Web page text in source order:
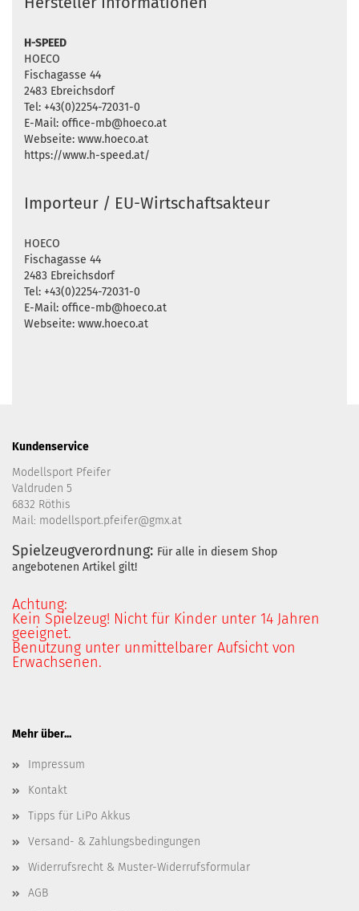
H-SPEED
HOECO
Fischagasse 44
2483 Ebreichsdorf
Tel: +43(0)2254-72031-0
E-Mail: office-mb@hoeco.at
Webseite: www.hoeco.at
https://www.h-speed.at/
Importeur / EU-Wirtschaftsakteur
HOECO
Fischagasse 44
2483 Ebreichsdorf
Tel: +43(0)2254-72031-0
E-Mail: office-mb@hoeco.at
Webseite: www.hoeco.at
Kundenservice
Modellsport Pfeifer
Valdruden 5
6832 Röthis
Mail: modellsport.pfeifer@gmx.at
Spielzeugverordnung: Für alle in diesem Shop
angebotenen Artikel gilt!
Achtung:
Kein Spielzeug! Nicht für Kinder unter 14 Jahren
geeignet.
Benutzung unter unmittelbarer Aufsicht von
Erwachsenen.
Mehr über...
Impressum
Kontakt
Tipps für LiPo Akkus
Versand- & Zahlungsbedingungen
Widerrufsrecht & Muster-Widerrufsformular
AGB